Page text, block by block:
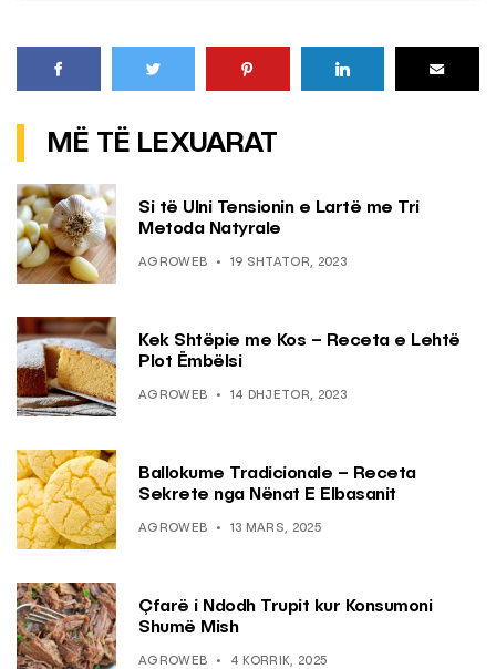
MË TË LEXUARAT
Si të Ulni Tensionin e Lartë me Tri
Metoda Natyrale
AGROWEB 19 SHTATOR, 2023
Kek Shtëpie me Kos – Receta e Lehtë
Plot Ëmbëlsi
AGROWEB 14 DHJETOR, 2023
Ballokume Tradicionale – Receta
Sekrete nga Nënat E Elbasanit
AGROWEB 13 MARS, 2025
Çfarë i Ndodh Trupit kur Konsumoni
Shumë Mish
AGROWEB 4 KORRIK, 2025